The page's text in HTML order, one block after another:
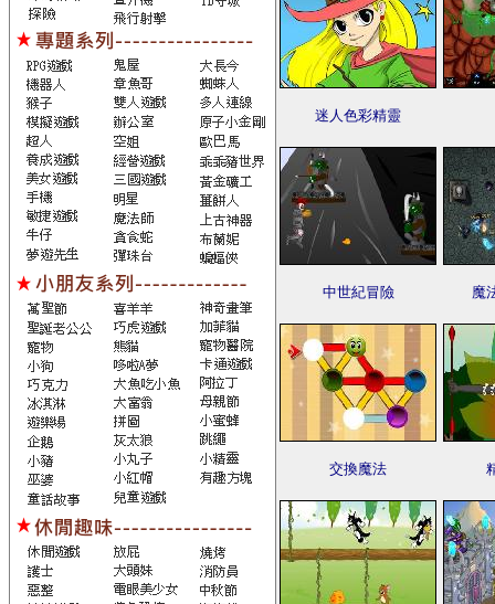
迷人色彩精靈
中世紀冒險 魔
交換魔法